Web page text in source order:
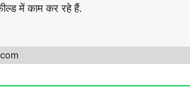
में काम कर रहे हैं.